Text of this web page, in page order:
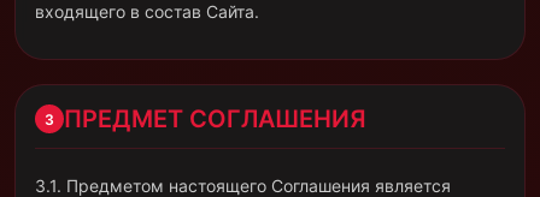
входящего в состав Сайта.
3 ПРЕДМЕТ СОГЛАШЕНИЯ
3.1. Предметом настоящего Соглашения является